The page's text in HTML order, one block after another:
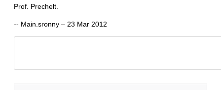
Prof. Prechelt.
-- Main.sronny – 23 Mar 2012